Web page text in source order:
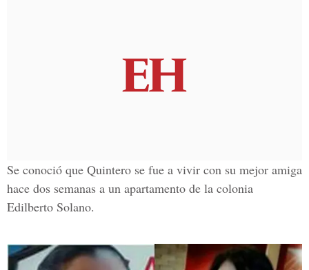
Se conoció que Quintero se fue a vivir con su mejor amiga
hace dos semanas a un apartamento de la colonia
Edilberto Solano.